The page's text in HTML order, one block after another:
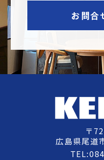
お問合
〒
広島県尾道
TEL: